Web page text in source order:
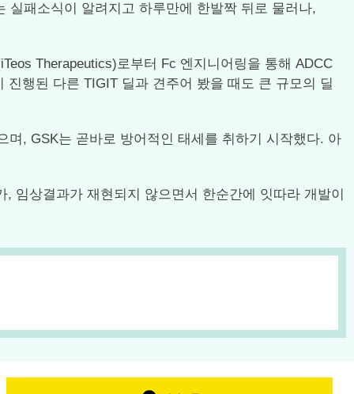
실패소식이 알려지고 하루만에 한발짝 뒤로 물러나,
Therapeutics)로부터 Fc 엔지니어링을 통해 ADCC
진행된 다른 TIGIT 딜과 견주어 봤을 때도 큰 규모의 딜
며, GSK는 곧바로 방어적인 태세를 취하기 시작했다. 아
임상결과가 재현되지 않으면서 한순간에 잇따라 개발이